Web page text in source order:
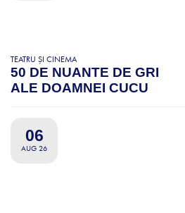
TEATRU ȘI CINEMA
50 DE NUANTE DE GRI
ALE DOAMNEI CUCU
06
AUG 26